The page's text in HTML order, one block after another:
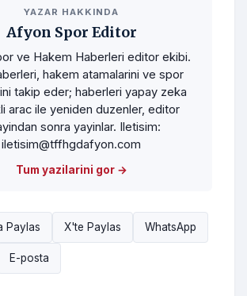
YAZAR HAKKINDA
Afyon Spor Editor
ve Hakem Haberleri editor ekibi.
hakem atamalarini ve spor
takip eder; haberleri yapay zeka
arac ile yeniden duzenler, editor
sonra yayinlar. Iletisim:
iletisim@tffhgdafyon.com
Tum yazilarini gor →
Paylas X'te Paylas WhatsApp
E-posta